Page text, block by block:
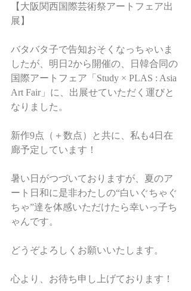
【大阪関西国際芸術祭アートフェア出
展】
バタバタ子で告知おそくなっちゃいま
したが、明日2から開催の、日韓合同の
国際アートフェア「Study × PLAS : Asia
Art Fair」に、出展せていただく運びと
なりました。
新作9点（＋数点）と共に、私も4日在
廊予定しています！
暑い日がつづいておりますが、夏のア
ート日和に是非わたしの“白いぐちゃぐ
ちゃ”達を体感いただけたら幸いっ子ち
ゃんです。
どうぞよろしくお願いいたします。
心より、お待ち申し上げております！